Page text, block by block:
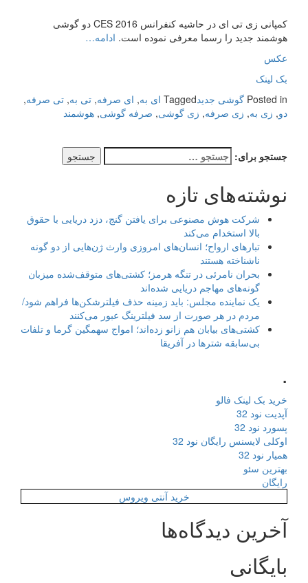
کمپانی زی تی ای در حاشیه کنفرانس CES 2016 دو گوشی
هوشمند جدید را رسما معرفی نموده است. ادامه…
عکس
بک لینک
Posted in گوشی جدیدTagged ای به, ای صرفه, تی به, تی صرفه,
دو, زی به, زی صرفه, زی گوشی, صرفه گوشی, هوشمند
جستجو برای:
نوشته‌های تازه
شرکت هوش مصنوعی برای یافتن گنج، دزد دریایی با حقوق
بالا استخدام می‌کند
تبارهای ارواح؛ انسان‌های امروزی وارث ژن‌هایی از دو گونه
ناشناخته هستند
بحران نامرئی در تنگه هرمز؛ کشتی‌های متوقف‌شده میزبان
گونه‌های مهاجم دریایی شده‌اند
یک نماینده مجلس: باید زمینه حذف فیلترشکن‌ها فراهم شود/
مردم در هر صورت از سد فیلترینگ عبور می‌کنند
کشتی‌های بیابان هم زانو زده‌اند؛ امواج سهمگین گرما و تلفات
بی‌سابقه شترها در آفریقا
.
خرید بک لینک فالو
آپدیت نود 32
پسورد نود 32
اوکلی لایسنس رایگان نود 32
همیار نود 32
بهترین سئو
رایگان
خرید آنتی ویروس
آخرین دیدگاه‌ها
بایگانی